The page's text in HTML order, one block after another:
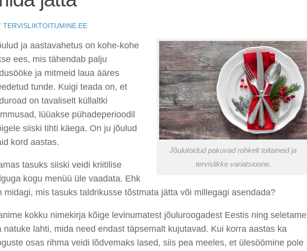
TERVISLIKTOITUMINE.EE
Jõulutoidud pakuvad rohkelt toitaineid ja
tervislikke variatsioone.
ja aastavahetus on kohe-kohe
ees, mis tähendab palju
ja mitmeid laua ääres
tunde. Kuigi teada on, et
on tavaliselt küllaltki
lüüakse pühadeperioodil
siiski tihti käega. On ju jõulud
kord aastas.
tasuks siiski veidi kriitilise
kogu menüü üle vaadata. Ehk
midagi, mis tasuks taldrikusse tõstmata jätta või millegagi asendada?
kokku nimekirja kõige levinumatest jõuluroogadest Eestis ning seletame
natuke lahti, mida need endast täpsemalt kujutavad. Kui korra aastas ka
osas rihma veidi lõdvemaks lased, siis pea meeles, et ülesöömine pole